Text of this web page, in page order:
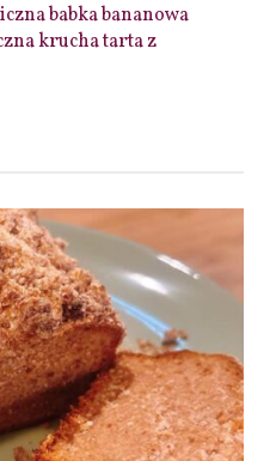
babka bananowa
krucha tarta z